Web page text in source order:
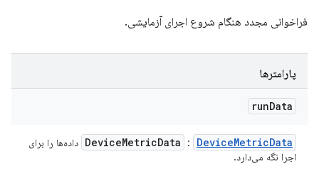
فراخوانی مجدد هنگام شروع اجرای آزمایشی.
پارامترها
runData
DeviceMetricData : DeviceMetricData
داده‌ها را برای
اجرا نگه می‌دارد.